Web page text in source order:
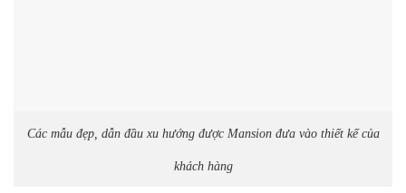
Các mẫu đẹp, dẫn đầu xu hướng được Mansion đưa vào thiết kế của
khách hàng